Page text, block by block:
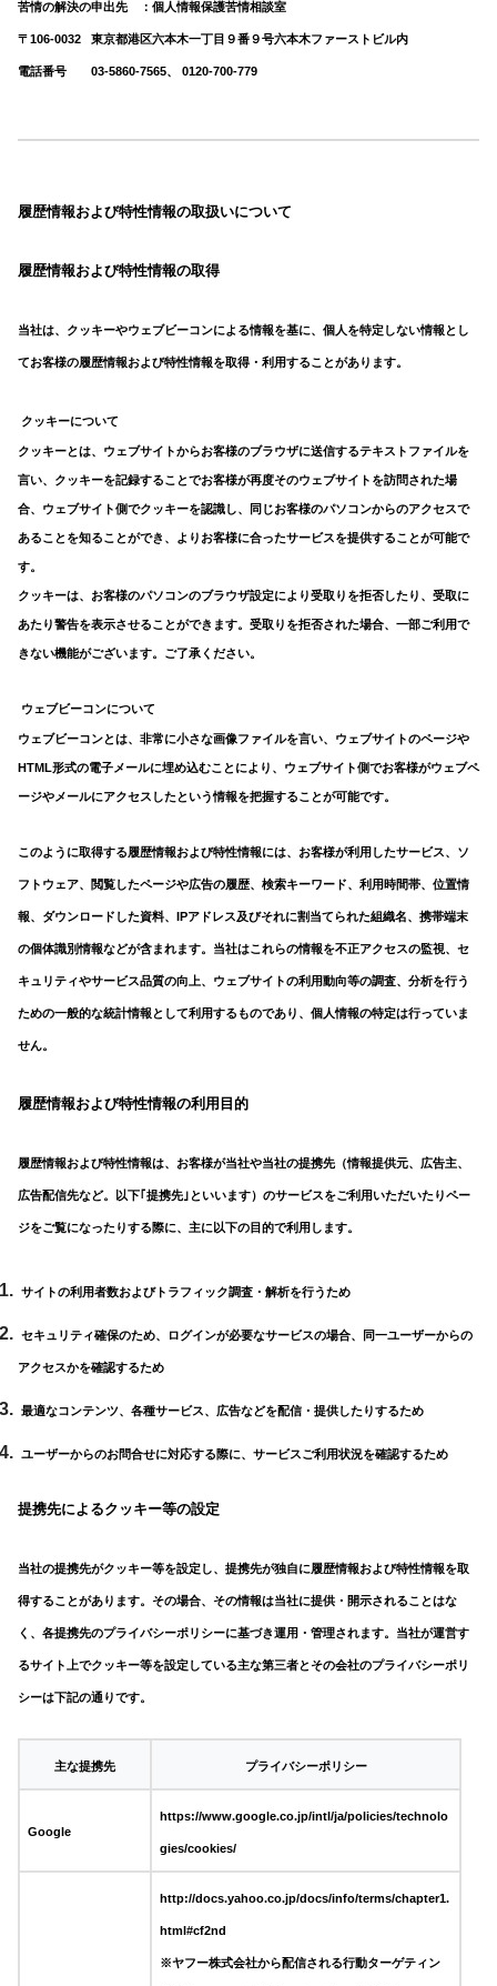
苦情の解決の申出先 ： 個人情報保護苦情相談室
〒106-0032 東京都港区六本木一丁目９番９号六本木ファーストビル内
電話番号 03-5860-7565、 0120-700-779
履歴情報および特性情報の取扱いについて
履歴情報および特性情報の取得
当社は、クッキーやウェブビーコンによる情報を基に、個人を特定しない情報とし
てお客様の履歴情報および特性情報を取得・利用することがあります。
クッキーについて
クッキーとは、ウェブサイトからお客様のブラウザに送信するテキストファイルを
言い、クッキーを記録することでお客様が再度そのウェブサイトを訪問された場
合、ウェブサイト側でクッキーを認識し、同じお客様のパソコンからのアクセスで
あることを知ることができ、よりお客様に合ったサービスを提供することが可能で
す。
クッキーは、お客様のパソコンのブラウザ設定により受取りを拒否したり、受取に
あたり警告を表示させることができます。受取りを拒否された場合、一部ご利用で
きない機能がございます。ご了承ください。
ウェブビーコンについて
ウェブビーコンとは、非常に小さな画像ファイルを言い、ウェブサイトのページや
HTML形式の電子メールに埋め込むことにより、ウェブサイト側でお客様がウェブペ
ージやメールにアクセスしたという情報を把握することが可能です。
このように取得する履歴情報および特性情報には、お客様が利用したサービス、ソ
フトウェア、閲覧したページや広告の履歴、検索キーワード、利用時間帯、位置情
報、ダウンロードした資料、IPアドレス及びそれに割当てられた組織名、携帯端末
の個体識別情報などが含まれます。 当社はこれらの情報を不正アクセスの監視、セ
キュリティやサービス品質の向上、ウェブサイトの利用動向等の調査、分析を行う
ための一般的な統計情報として利用するものであり、個人情報の特定は行っていま
せん。
履歴情報および特性情報の利用目的
履歴情報および特性情報は、お客様が当社や当社の提携先（情報提供元、広告主、
広告配信先など。以下｢提携先｣といいます）のサービスをご利用いただいたりペー
ジをご覧になったりする際に、主に以下の目的で利用します。
サイトの利用者数およびトラフィック調査・解析を行うため
セキュリティ確保のため、ログインが必要なサービスの場合、同一ユーザーからの
アクセスかを確認するため
最適なコンテンツ、各種サービス、広告などを配信・提供したりするため
ユーザーからのお問合せに対応する際に、サービスご利用状況を確認するため
提携先によるクッキー等の設定
当社の提携先がクッキー等を設定し、提携先が独自に履歴情報および特性情報を取
得することがあります。その場合、その情報は当社に提供・開示されることはな
く、各提携先のプライバシーポリシーに基づき運用・管理されます。当社が運営す
るサイト上でクッキー等を設定している主な第三者とその会社のプライバシーポリ
シーは下記の通りです。
主な提携先 プライバシーポリシー
Google
https://www.google.co.jp/intl/ja/policies/technolo
gies/cookies/
http://docs.yahoo.co.jp/docs/info/terms/chapter1.
html#cf2nd
※ヤフー株式会社から配信される行動ターゲティン